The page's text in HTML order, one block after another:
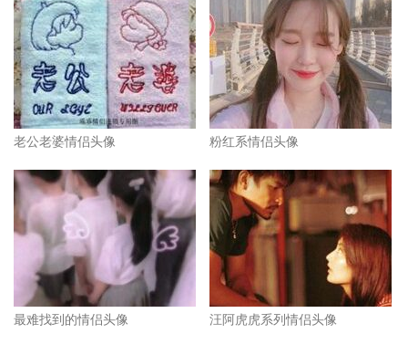
老公老婆情侣头像 粉红系情侣头像
最难找到的情侣头像 汪阿虎虎系列情侣头像